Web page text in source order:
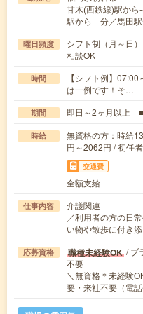
甘木(西鉄線)駅か
駅から---分／馬田
曜日頻度
シフト制（月～日
相談OK
時間
【シフト例】
は一例です！そ…
期間 即日～2ヶ月以上 ■
時給
無資格の方：時給
円～2062円 / 初任
交通費
全額支給
仕事内容
介護関連
／利用者の方の日
い物や散歩に付き
応募資格 職種未経験OK / ブ
不要
＼無資格＊未経験
要・来社不要（電